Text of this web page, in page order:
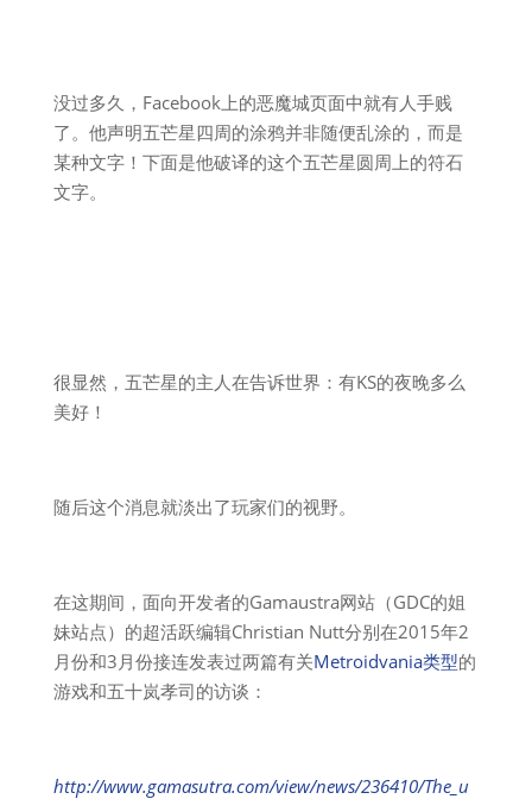
没过多久，Facebook上的恶魔城页面中就有人手贱
了。他声明五芒星四周的涂鸦并非随便乱涂的，而是
某种文字！下面是他破译的这个五芒星圆周上的符石
文字。
很显然，五芒星的主人在告诉世界：有KS的夜晚多么
美好！
随后这个消息就淡出了玩家们的视野。
在这期间，面向开发者的Gamaustra网站（GDC的姐
妹站点）的超活跃编辑Christian Nutt分别在2015年2
月份和3月份接连发表过两篇有关Metroidvania类型的
游戏和五十岚孝司的访谈：
http://www.gamasutra.com/view/news/236410/The_u